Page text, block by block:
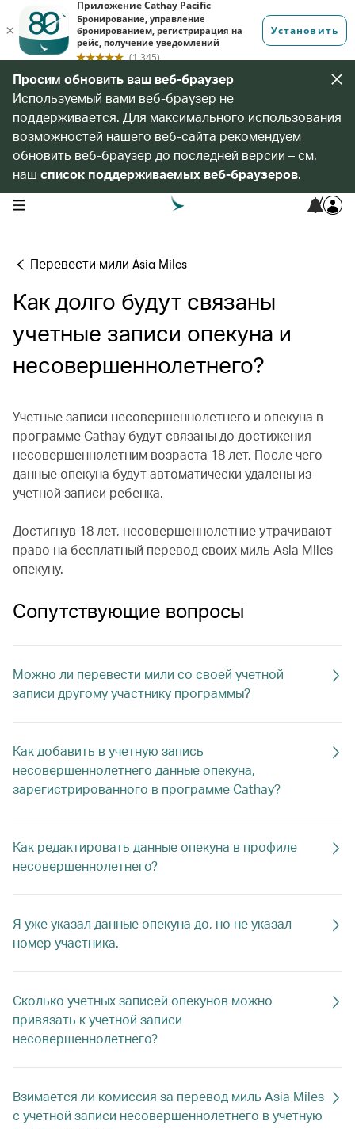
Просим обновить ваш веб-браузер
Используемый вами веб-браузер не
поддерживается. Для максимального использования
возможностей нашего веб-сайта рекомендуем
обновить веб-браузер до последней версии – см.
наш список поддерживаемых веб-браузеров.
open navigation menu 7
Перевести мили Asia Miles
Как долго будут связаны
учетные записи опекуна и
несовершеннолетнего?
Учетные записи несовершеннолетнего и опекуна в
программе Cathay будут связаны до достижения
несовершеннолетним возраста 18 лет. После чего
данные опекуна будут автоматически удалены из
учетной записи ребенка.
Достигнув 18 лет, несовершеннолетние утрачивают
право на бесплатный перевод своих миль Asia Miles
опекуну.
Сопутствующие вопросы
Можно ли перевести мили со своей учетной
записи другому участнику программы?
Как добавить в учетную запись
несовершеннолетнего данные опекуна,
зарегистрированного в программе Cathay?
Как редактировать данные опекуна в профиле
несовершеннолетнего?
Я уже указал данные опекуна до, но не указал
номер участника.
Сколько учетных записей опекунов можно
привязать к учетной записи
несовершеннолетнего?
Взимается ли комиссия за перевод миль Asia Miles
с учетной записи несовершеннолетнего в учетную